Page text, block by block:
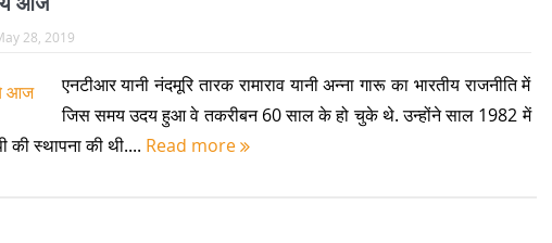
28, 2019
एनटीआर यानी नंदमूरि तारक रामाराव यानी अन्ना गारू का भारतीय राजनीति में
जिस समय उदय हुआ वे तकरीबन 60 साल के हो चुके थे. उन्होंने साल 1982 में
की स्थापना की थी.... Read more